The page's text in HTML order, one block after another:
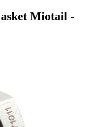
Miotail -